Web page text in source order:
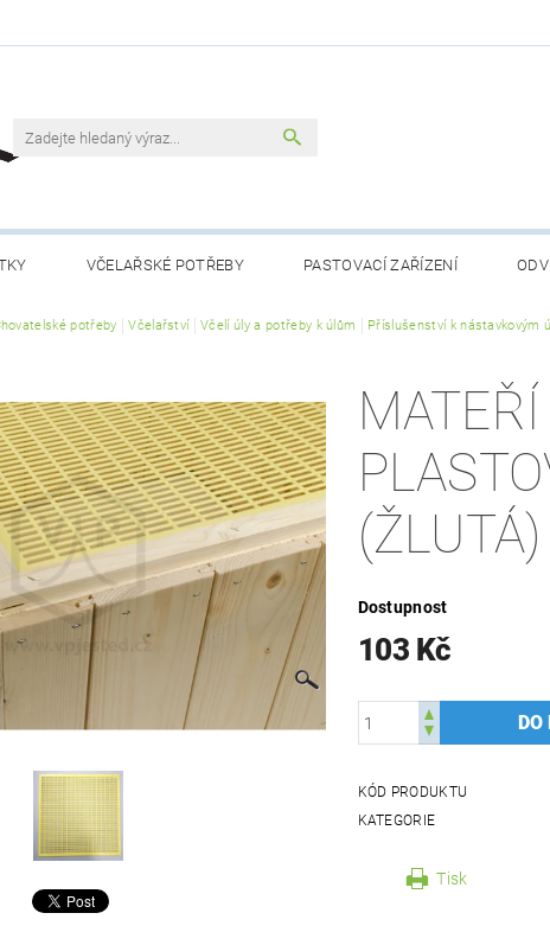
VČELAŘSKÉ POTŘEBY PASTOVACÍ ZAŘÍZENÍ
LITERATURA VČELÍ PRODUKTY MEDY FÉROVA VČELÍ FARMA
CHOV MATEK
OBCHODNÍ PODMÍNKY
potřeby Včelařství Včelí úly a potřeby k úlům Příslušenství k nástavkovým
Dostupnost
103 Kč
KÓD PRODUKTU
KATEGORIE
Tisk